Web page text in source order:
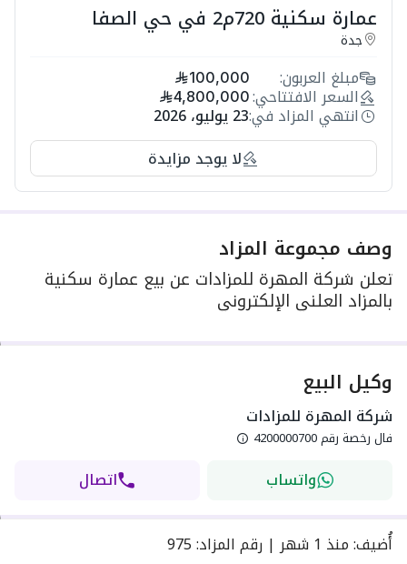
عمارة سكنية 720م2 في حي الصفا
جدة
مبلغ العربون: 100,000
السعر الافتتاحي: 4,800,000
انتهي المزاد في:23 يوليو، 2026
لا يوجد مزايدة
وصف مجموعة المزاد
تعلن شركة المهرة للمزادات عن بيع عمارة سكنية
بالمزاد العلني الإلكتروني
وكيل البيع
شركة المهرة للمزادات
فال رخصة رقم4200000700
واتساب اتصال
أُضيف:منذ 1 شهر | رقم المزاد:
975